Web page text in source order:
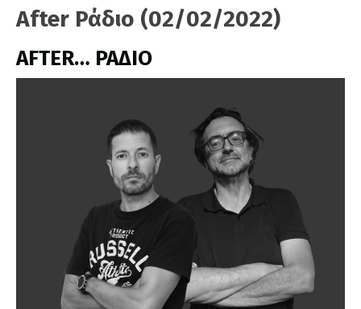
After Ράδιο (02/02/2022)
AFTER… ΡΑΔΙΟ